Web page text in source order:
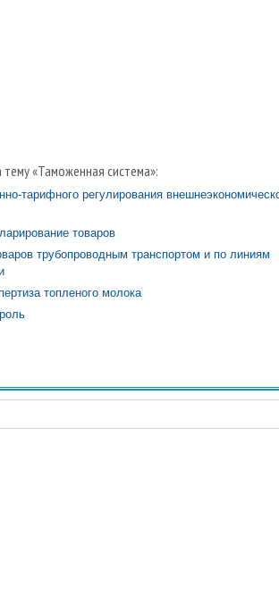
«Таможенная система»:
тарифного регулирования
товаров
трубопроводным транспортом и по линиям
топленого молока